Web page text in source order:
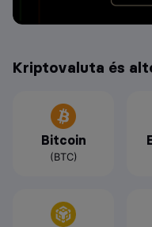
Kriptovaluta és
Bitcoin
(BTC)